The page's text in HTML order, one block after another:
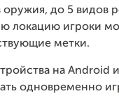
оружия, до 5 видов
локацию игроки
метки.
на Android
одновременно